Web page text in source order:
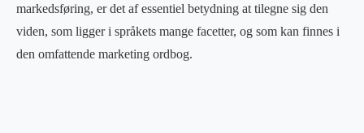
markedsføring, er det af essentiel betydning at tilegne sig den
viden, som ligger i språkets mange facetter, og som kan finnes i
den omfattende marketing ordbog.